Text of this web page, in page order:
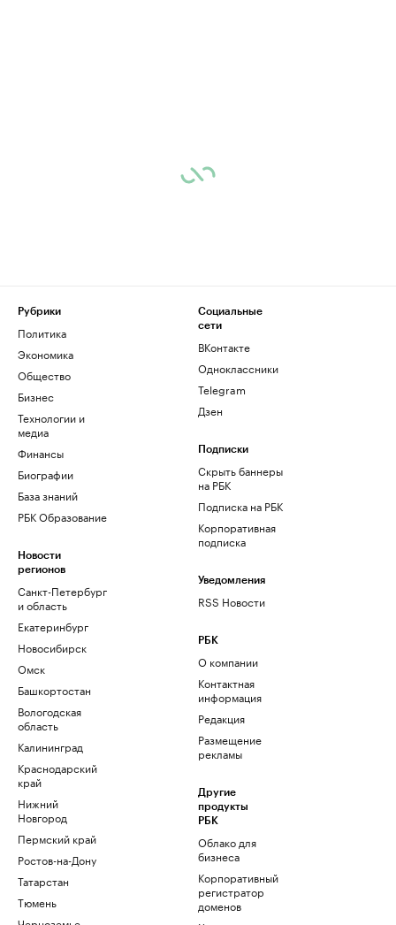
Рубрики
Политика
Экономика
Общество
Бизнес
Технологии и
медиа
Финансы
Биографии
База знаний
РБК Образование
Новости
регионов
Санкт-Петербург
и область
Екатеринбург
Новосибирск
Омск
Башкортостан
Вологодская
область
Калининград
Краснодарский
край
Нижний
Новгород
Пермский край
Ростов-на-Дону
Татарстан
Тюмень
Социальные
сети
ВКонтакте
Одноклассники
Telegram
Дзен
Подписки
Скрыть баннеры
на РБК
Подписка на РБК
Корпоративная
подписка
Уведомления
RSS Новости
РБК
О компании
Контактная
информация
Редакция
Размещение
рекламы
Другие
продукты
РБК
Облако для
бизнеса
Корпоративный
регистратор
доменов